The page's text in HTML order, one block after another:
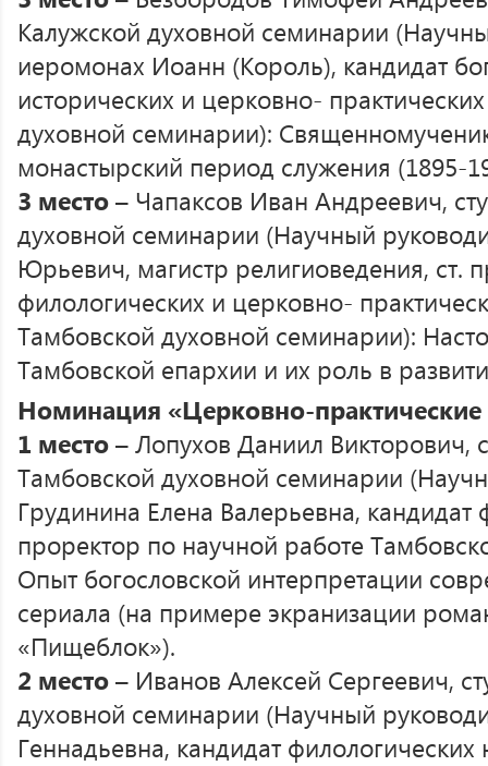
Калужской духовной семинарии
иеромонах Иоанн (Король), кандидат
исторических и церковно-
духовной семинарии):
монастырский период служения (1895-
3 место– Чапаксов Иван Андреевич,
духовной семинарии (Научный
Юрьевич, магистр религиоведения, ст.
филологических и церковно-
Тамбовской духовной семинарии):
Тамбовской епархии и их роль в
Номинация «Церковно-
1 место– Лопухов Даниил Викторович,
Тамбовской духовной семинарии
Грудинина Елена Валерьевна, кандидат
проректор по научной работе
Опыт богословской интерпретации
сериала (на примере экранизации
«Пищеблок»).
2 место– Иванов Алексей Сергеевич,
духовной семинарии (Научный
Геннадьевна, кандидат